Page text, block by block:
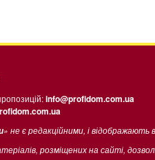
info@profidom.com.ua
» не є редакційними, і
розміщених на сайті,